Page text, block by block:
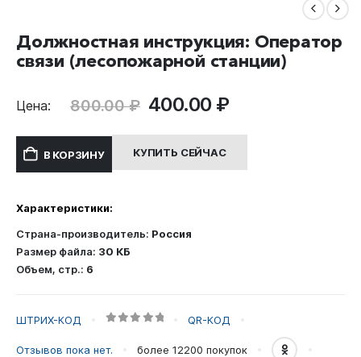
Должностная инструкция: Оператор
связи (лесопожарной станции)
Цена: 800.00₽ Первоначальная
составляла
800.00 ₽.
400.00 ₽Текущая
400.00 ₽.
В КОРЗИНУ КУПИТЬ СЕЙЧАС
Характеристики:
Страна-производитель: Россия
Размер файла: 30 КБ
Объем, стр.: 6
ШТРИХ-КОД QR-КОД
Отзывов пока нет. более 12200 покупок